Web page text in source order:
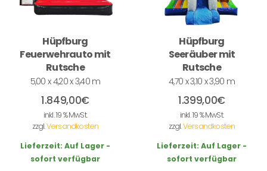
Hüpfburg
Feuerwehrauto mit
Rutsche
5,00 x 4,20 x 3,40 m
1.849,00€
inkl. 19 % MwSt.
zzgl.Versandkosten
Lieferzeit: Auf Lager -
sofort verfügbar
Hüpfburg
Seeräuber mit
Rutsche
4,70 x 3,10 x 3,90 m
1.399,00€
inkl. 19 % MwSt.
zzgl.Versandkosten
Lieferzeit: Auf Lager -
sofort verfügbar